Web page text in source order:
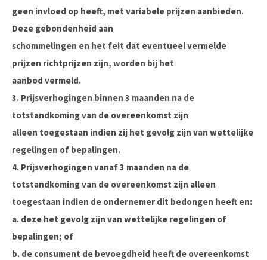
geen invloed op heeft, met variabele prijzen aanbieden.
Deze gebondenheid aan
schommelingen en het feit dat eventueel vermelde
prijzen richtprijzen zijn, worden bij het
aanbod vermeld.
3. Prijsverhogingen binnen 3 maanden na de
totstandkoming van de overeenkomst zijn
alleen toegestaan indien zij het gevolg zijn van wettelijke
regelingen of bepalingen.
4. Prijsverhogingen vanaf 3 maanden na de
totstandkoming van de overeenkomst zijn alleen
toegestaan indien de ondernemer dit bedongen heeft en:
a. deze het gevolg zijn van wettelijke regelingen of
bepalingen; of
b. de consument de bevoegdheid heeft de overeenkomst